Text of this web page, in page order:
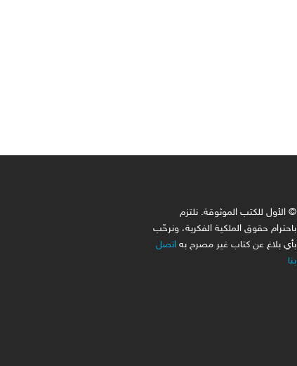
© الأول للكتب الموثوقة. نلتزم
باحترام حقوق الملكية الفكرية، ونرحّب
بأي بلاغ عن كتاب غير مصرح به اتصل
بنا